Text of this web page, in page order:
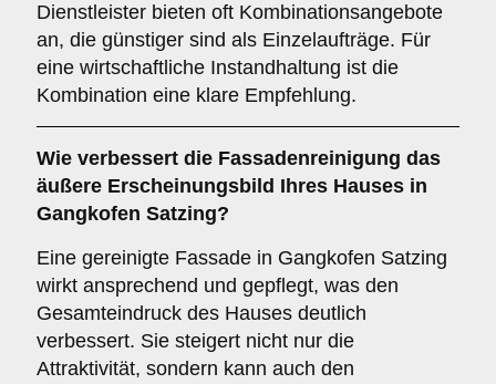
Dienstleister bieten oft Kombinationsangebote
an, die günstiger sind als Einzelaufträge. Für
eine wirtschaftliche Instandhaltung ist die
Kombination eine klare Empfehlung.
Wie verbessert die Fassadenreinigung das
äußere Erscheinungsbild Ihres Hauses in
Gangkofen Satzing?
Eine gereinigte Fassade in Gangkofen Satzing
wirkt ansprechend und gepflegt, was den
Gesamteindruck des Hauses deutlich
verbessert. Sie steigert nicht nur die
Attraktivität, sondern kann auch den